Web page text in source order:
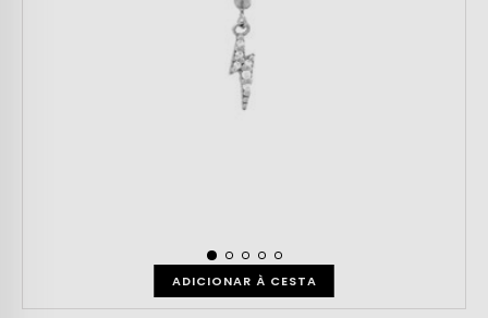
ADICIONAR À CESTA